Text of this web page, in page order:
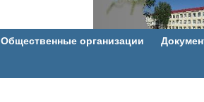
Общественные организации